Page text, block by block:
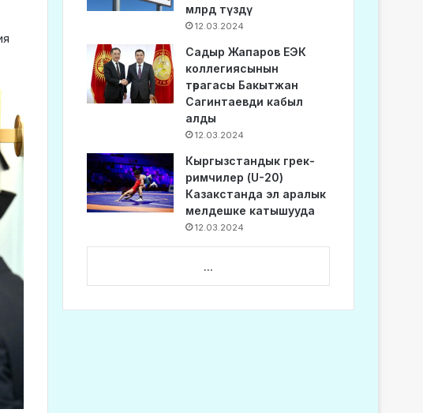
млрд түздү
12.03.2024
Садыр Жапаров ЕЭК
коллегиясынын
төрагасы Бакытжан
Сагинтаевди кабыл
алды
12.03.2024
Кыргызстандык грек-
римчилер (U-20)
Казакстанда эл аралык
мелдешке катышууда
12.03.2024
...